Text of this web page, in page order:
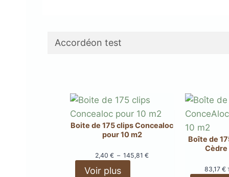
Accordéon test
Boite de 175 clips Concealoc
pour 10 m2
2,40€ – 145,81€P
Voir plus
Boîte de
Cèdre
83,17€